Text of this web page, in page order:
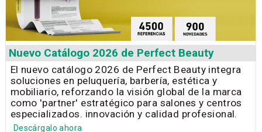
Nuevo Catálogo 2026 de Perfect Beauty
El nuevo catálogo 2026 de Perfect Beauty integra
soluciones en peluquería, barbería, estética y
mobiliario, reforzando la visión global de la marca
como 'partner' estratégico para salones y centros
especializados. innovación y calidad profesional.
Descárgalo ahora